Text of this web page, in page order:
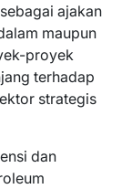
ajakan
maupun
proyek
terhadap
strategis
dan